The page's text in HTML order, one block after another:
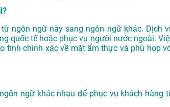
ngôn ngữ này sang ngôn ngữ khác. Dịch
quốc tế hoặc phục vụ người nước ngoài.
tính chính xác về mặt ẩm thực và phù hợp
ngữ khác nhau để phục vụ khách hàng